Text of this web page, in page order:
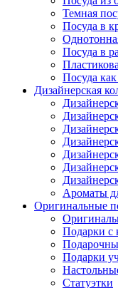
Темная
Посуда в
Посуда в
Посуда
Дизайнерская
Ароматы
Оригинальные
Подарки с
Подарки
Статуэтки